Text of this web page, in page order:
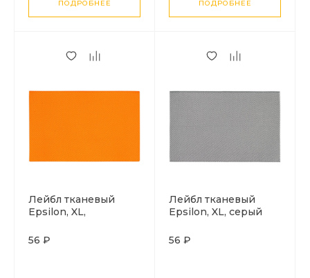
ПОДРОБНЕЕ ПОДРОБНЕЕ
Лейбл тканевый
Epsilon, XL,
56 ₽
Лейбл тканевый
Epsilon, XL, серый
56 ₽